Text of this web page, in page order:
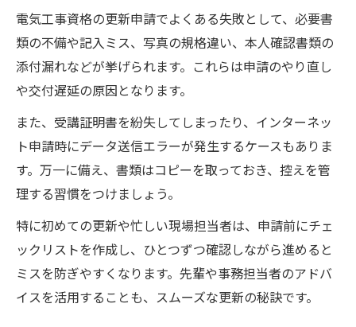
電気工事資格の更新申請でよくある失敗として、必要書
類の不備や記入ミス、写真の規格違い、本人確認書類の
添付漏れなどが挙げられます。これらは申請のやり直し
や交付遅延の原因となります。
また、受講証明書を紛失してしまったり、インターネッ
ト申請時にデータ送信エラーが発生するケースもありま
す。万一に備え、書類はコピーを取っておき、控えを管
理する習慣をつけましょう。
特に初めての更新や忙しい現場担当者は、申請前にチェ
ックリストを作成し、ひとつずつ確認しながら進めると
ミスを防ぎやすくなります。先輩や事務担当者のアドバ
イスを活用することも、スムーズな更新の秘訣です。